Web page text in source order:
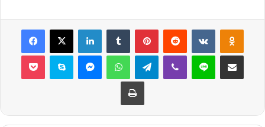
Facebook
X LinkedInTumblr PinterestReddit VKontakte
Pocket Skype MessengerWhatsAppTelegramViber Line E-Posta ile
Yazdır